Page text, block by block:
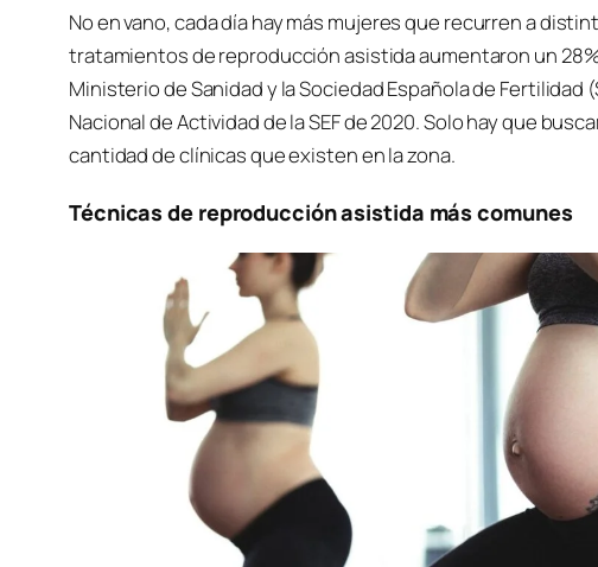
No en vano, cada día hay más mujeres que recurren a
tratamientos de reproducción asistida aumentaron un
Ministerio de Sanidad y la Sociedad Española de Fertilidad
Nacional de Actividad de la SEF de 2020. Solo hay que
cantidad de clínicas que existen en la zona.
Técnicas de reproducción asistida más comunes